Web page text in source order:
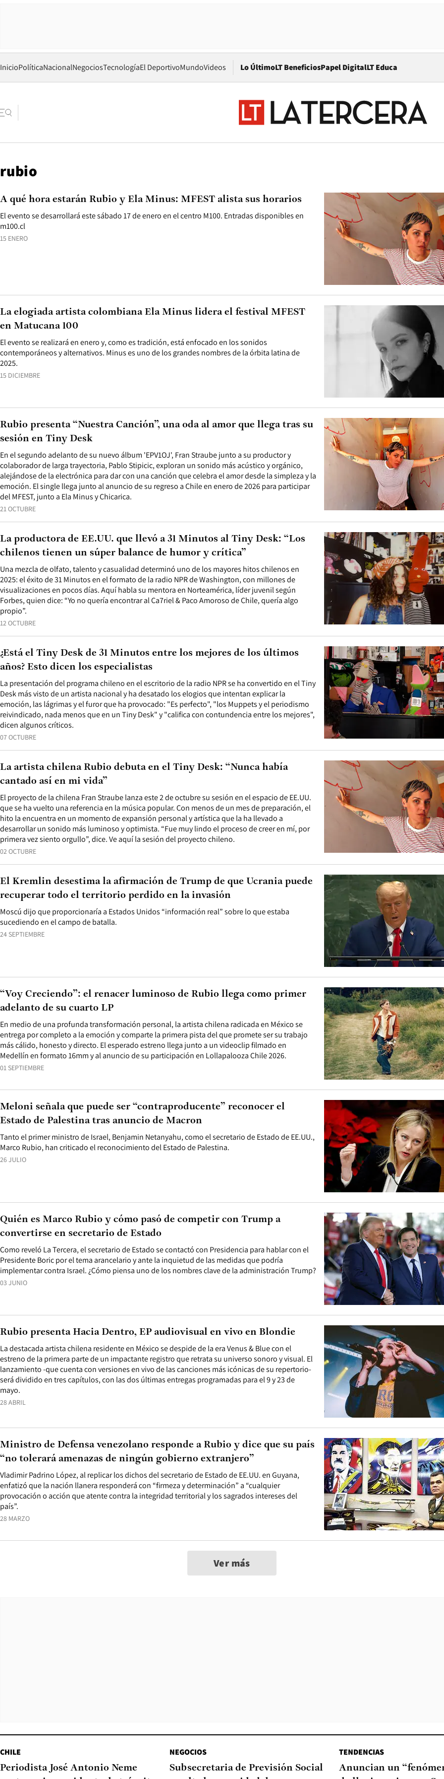
InicioPolíticaNacionalNegociosTecnologíaEl DeportivoMundoVideos Lo ÚltimoLT BeneficiosPapel DigitalOpens in new window
LT Educa
rubio
15 ENERO
El evento se desarrollará este sábado 17 de enero en el centro M100. Entradas disponibles en
m100.cl
A qué hora estarán Rubio y Ela Minus: MFEST alista sus horarios
15 DICIEMBRE
El evento se realizará en enero y, como es tradición, está enfocado en los sonidos
contemporáneos y alternativos. Minus es uno de los grandes nombres de la órbita latina de
2025.
La elogiada artista colombiana Ela Minus lidera el festival MFEST
en Matucana 100
21 OCTUBRE
En el segundo adelanto de su nuevo álbum 'EPV1OJ', Fran Straube junto a su productor y
colaborador de larga trayectoria, Pablo Stipicic, exploran un sonido más acústico y orgánico,
alejándose de la electrónica para dar con una canción que celebra el amor desde la simpleza y la
emoción. El single llega junto al anuncio de su regreso a Chile en enero de 2026 para participar
del MFEST, junto a Ela Minus y Chicarica.
Rubio presenta “Nuestra Canción”, una oda al amor que llega tras su
sesión en Tiny Desk
12 OCTUBRE
Una mezcla de olfato, talento y casualidad determinó uno de los mayores hitos chilenos en
2025: el éxito de 31 Minutos en el formato de la radio NPR de Washington, con millones de
visualizaciones en pocos días. Aquí habla su mentora en Norteamérica, líder juvenil según
Forbes, quien dice: “Yo no quería encontrar al Ca7riel & Paco Amoroso de Chile, quería algo
propio”.
La productora de EE.UU. que llevó a 31 Minutos al Tiny Desk: “Los
chilenos tienen un súper balance de humor y crítica”
07 OCTUBRE
La presentación del programa chileno en el escritorio de la radio NPR se ha convertido en el Tiny
Desk más visto de un artista nacional y ha desatado los elogios que intentan explicar la
emoción, las lágrimas y el furor que ha provocado: "Es perfecto", "los Muppets y el periodismo
reivindicado, nada menos que en un Tiny Desk" y "califica con contundencia entre los mejores",
dicen algunos críticos.
¿Está el Tiny Desk de 31 Minutos entre los mejores de los últimos
años? Esto dicen los especialistas
02 OCTUBRE
El proyecto de la chilena Fran Straube lanza este 2 de octubre su sesión en el espacio de EE.UU.
que se ha vuelto una referencia en la música popular. Con menos de un mes de preparación, el
hito la encuentra en un momento de expansión personal y artística que la ha llevado a
desarrollar un sonido más luminoso y optimista. “Fue muy lindo el proceso de creer en mí, por
primera vez siento orgullo”, dice. Ve aquí la sesión del proyecto chileno.
La artista chilena Rubio debuta en el Tiny Desk: “Nunca había
cantado así en mi vida”
24 SEPTIEMBRE
Moscú dijo que proporcionaría a Estados Unidos “información real” sobre lo que estaba
sucediendo en el campo de batalla.
El Kremlin desestima la afirmación de Trump de que Ucrania puede
recuperar todo el territorio perdido en la invasión
01 SEPTIEMBRE
En medio de una profunda transformación personal, la artista chilena radicada en México se
entrega por completo a la emoción y comparte la primera pista del que promete ser su trabajo
más cálido, honesto y directo. El esperado estreno llega junto a un videoclip filmado en
Medellín en formato 16mm y al anuncio de su participación en Lollapalooza Chile 2026.
“Voy Creciendo”: el renacer luminoso de Rubio llega como primer
adelanto de su cuarto LP
26 JULIO
Tanto el primer ministro de Israel, Benjamin Netanyahu, como el secretario de Estado de EE.UU.,
Marco Rubio, han criticado el reconocimiento del Estado de Palestina.
Meloni señala que puede ser “contraproducente” reconocer el
Estado de Palestina tras anuncio de Macron
03 JUNIO
Como reveló La Tercera, el secretario de Estado se contactó con Presidencia para hablar con el
Presidente Boric por el tema arancelario y ante la inquietud de las medidas que podría
implementar contra Israel. ¿Cómo piensa uno de los nombres clave de la administración Trump?
Quién es Marco Rubio y cómo pasó de competir con Trump a
convertirse en secretario de Estado
28 ABRIL
La destacada artista chilena residente en México se despide de la era Venus & Blue con el
estreno de la primera parte de un impactante registro que retrata su universo sonoro y visual. El
lanzamiento -que cuenta con versiones en vivo de las canciones más icónicas de su repertorio-
será dividido en tres capítulos, con las dos últimas entregas programadas para el 9 y 23 de
mayo.
Rubio presenta Hacia Dentro, EP audiovisual en vivo en Blondie
28 MARZO
Vladimir Padrino López, al replicar los dichos del secretario de Estado de EE.UU. en Guyana,
enfatizó que la nación llanera responderá con “firmeza y determinación” a “cualquier
provocación o acción que atente contra la integridad territorial y los sagrados intereses del
país”.
Ministro de Defensa venezolano responde a Rubio y dice que su país
“no tolerará amenazas de ningún gobierno extranjero”
Ver más
CHILE
Periodista José Antonio Neme
NEGOCIOS
Subsecretaria de Previsión Social
TENDENCIAS
Anuncian un